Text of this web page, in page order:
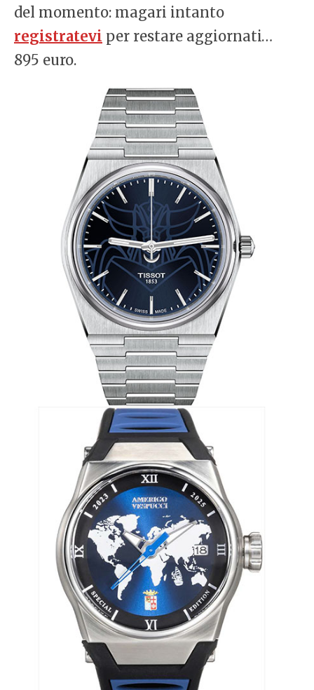
del momento: magari intanto
registratevi per restare aggiornati…
895 euro.